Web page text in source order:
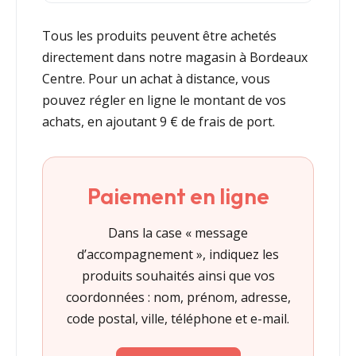
Tous les produits peuvent être achetés
directement dans notre magasin à Bordeaux
Centre. Pour un achat à distance, vous
pouvez régler en ligne le montant de vos
achats, en ajoutant 9 € de frais de port.
Paiement en ligne
Dans la case « message
d’accompagnement », indiquez les
produits souhaités ainsi que vos
coordonnées : nom, prénom, adresse,
code postal, ville, téléphone et e-mail.